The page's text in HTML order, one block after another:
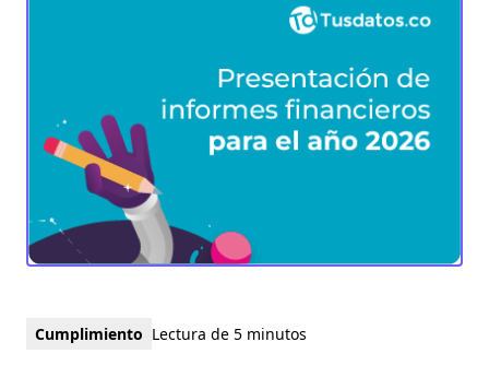
Cumplimiento Lectura de 5 minutos